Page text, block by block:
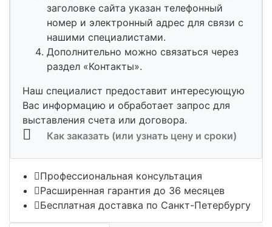
заголовке сайта указан телефонный
номер и электронный адрес для связи с
нашими специалистами.
Дополнительно можно связаться через
раздел «Контакты».
Наш специалист предоставит интересующую
Вас информацию и обработает запрос для
выставления счета или договора.
Как заказать (или узнать цену и сроки)
Профессиональная консультация
Расширенная гарантия до 36 месяцев
Бесплатная доставка по Санкт-Петербургу